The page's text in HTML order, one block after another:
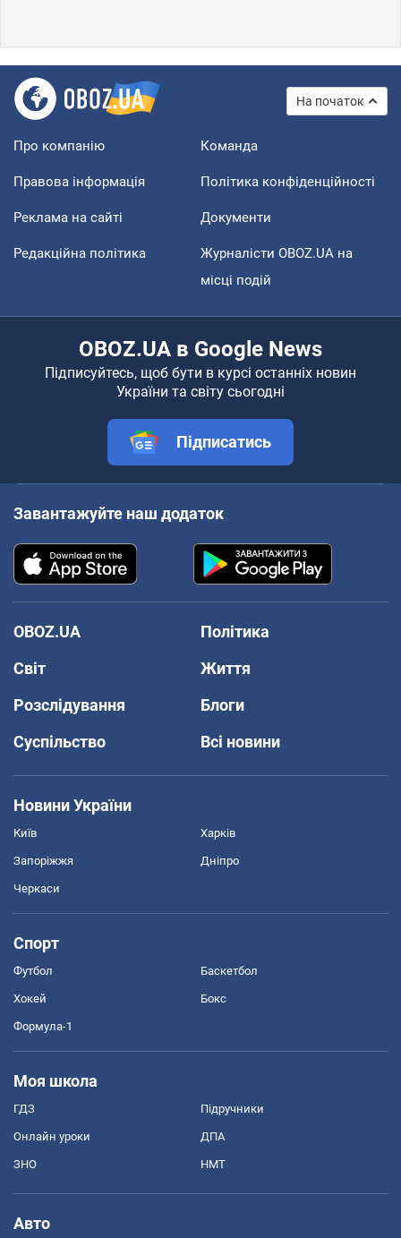
На початок
Про компанію Команда
Правова інформація Політика конфіденційності
Реклама на сайті Документи
Редакційна політика
Журналісти OBOZ.UA на
місці подій
OBOZ.UA в Google News
Підписуйтесь, щоб бути в курсі останніх новин
України та світу сьогодні
Підписатись
Завантажуйте наш додаток
OBOZ.UA
Політика
Світ
Життя
Розслідування
Блоги
Суспільство
Всі новини
Новини України
Київ Харків
Запоріжжя Дніпро
Черкаси
Спорт
Футбол Баскетбол
Хокей Бокс
Формула-1
Моя школа
ГДЗ Підручники
Онлайн уроки ДПА
ЗНО НМТ
Авто